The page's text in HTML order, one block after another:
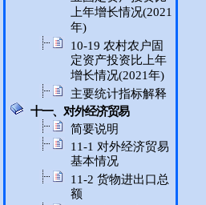
上年增长情况(2021
年)
10-19 农村农户固
定资产投资比上年
增长情况(2021年)
主要统计指标解释
十一、对外经济贸易
简要说明
11-1 对外经济贸易
基本情况
11-2 货物进出口总
额